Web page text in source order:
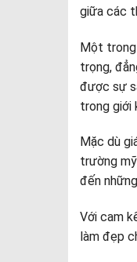
giữa các
Một trong
trọng,
được sự
trong giới
Mặc dù
trường
đến
Với cam
làm đẹp